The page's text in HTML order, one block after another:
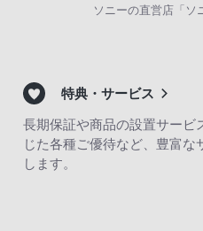
ソニーの直営店「ソ
特典・サービス
長期保証や商品の設置サービ
じた各種ご優待など、豊富な
します。